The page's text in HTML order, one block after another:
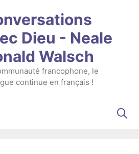
Dieu - Neale
Walsch
francophone, le
continue en français !